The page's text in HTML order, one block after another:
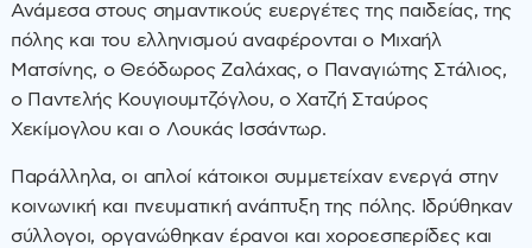
Ανάμεσα στους σημαντικούς ευεργέτες της παιδείας, της
πόλης και του ελληνισμού αναφέρονται ο Μιχαήλ
Ματσίνης, ο Θεόδωρος Ζαλάχας, ο Παναγιώτης Στάλιος,
ο Παντελής Κουγιουμτζόγλου, ο Χατζή Σταύρος
Χεκίμογλου και ο Λουκάς Ισσάντωρ.
Παράλληλα, οι απλοί κάτοικοι συμμετείχαν ενεργά στην
κοινωνική και πνευματική ανάπτυξη της πόλης. Ιδρύθηκαν
σύλλογοι, οργανώθηκαν έρανοι και χοροεσπερίδες και